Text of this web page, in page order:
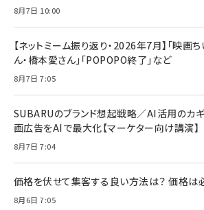
8月7日 10:00
【ネットミーム振り返り・2026年7月】「映画
ん・橋本愛さん」「POPOPO終了」など
8月7日 7:05
SUBARUのブランド想起戦略／AI活用のカギ
画広告をAIで最大化【マーケター向け講演】
8月7日 7:04
価格を伏せて集客する良い方法は？ 価格は
8月6日 7:05